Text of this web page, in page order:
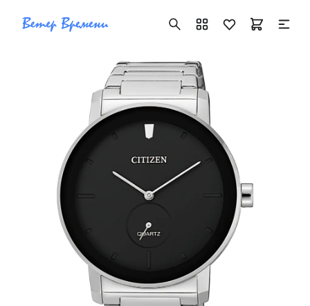
+7 ( 705 ) 181-42-50
info@vetervremeni.kz
Авторизация
Каталог
Мужские часы
Женские часы